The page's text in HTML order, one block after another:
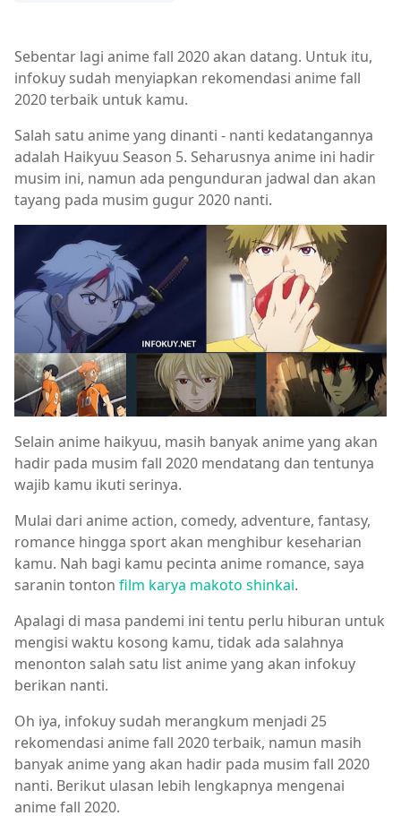
Sebentar lagi anime fall 2020 akan datang. Untuk itu,
infokuy sudah menyiapkan rekomendasi anime fall
2020 terbaik untuk kamu.
Salah satu anime yang dinanti - nanti kedatangannya
adalah Haikyuu Season 5. Seharusnya anime ini hadir
musim ini, namun ada pengunduran jadwal dan akan
tayang pada musim gugur 2020 nanti.
Selain anime haikyuu, masih banyak anime yang akan
hadir pada musim fall 2020 mendatang dan tentunya
wajib kamu ikuti serinya.
Mulai dari anime action, comedy, adventure, fantasy,
romance hingga sport akan menghibur keseharian
kamu. Nah bagi kamu pecinta anime romance, saya
saranin tonton film karya makoto shinkai.
Apalagi di masa pandemi ini tentu perlu hiburan untuk
mengisi waktu kosong kamu, tidak ada salahnya
menonton salah satu list anime yang akan infokuy
berikan nanti.
Oh iya, infokuy sudah merangkum menjadi 25
rekomendasi anime fall 2020 terbaik, namun masih
banyak anime yang akan hadir pada musim fall 2020
nanti. Berikut ulasan lebih lengkapnya mengenai
anime fall 2020.